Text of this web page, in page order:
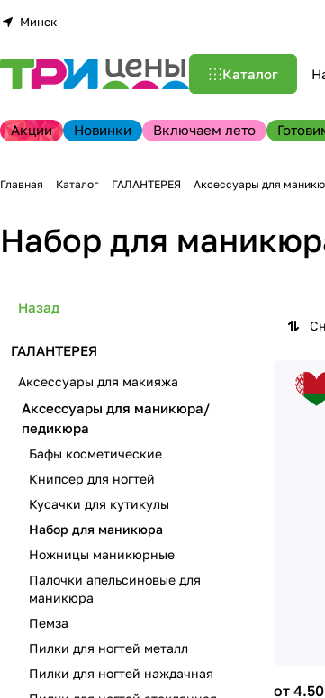
Минск
Каталог
Акции Новинки Включаем лето
Главная Каталог ГАЛАНТЕРЕЯ Аксессуары для
Набор для
от
Назад
ГАЛАНТЕРЕЯ
Аксессуары для макияжа
Аксессуары для маникюра/
педикюра
Бафы косметические
Книпсер для ногтей
Кусачки для кутикулы
Набор для маникюра
Ножницы маникюрные
Палочки апельсиновые для
маникюра
Пемза
Пилки для ногтей металл
Пилки для ногтей наждачная